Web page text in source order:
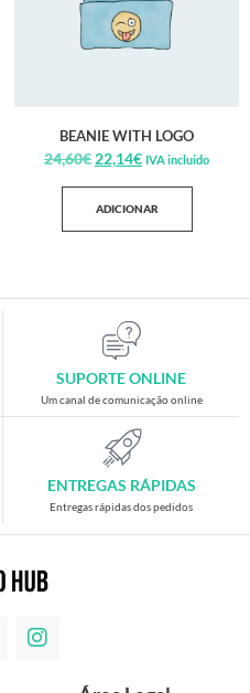
BEANIE WITH LOGO
24,60€ 22,14€ IVA incluido
ADICIONAR
SUPORTE ONLINE
Um canal de comunicação online
ENTREGAS RÁPIDAS
Entregas rápidas dos pedidos